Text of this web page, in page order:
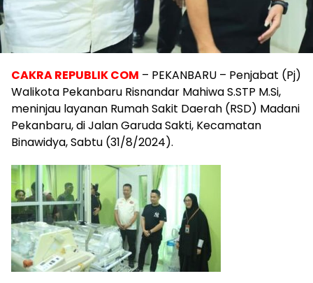
CAKRA REPUBLIK COM – PEKANBARU – Penjabat (Pj)
Walikota Pekanbaru Risnandar Mahiwa S.STP M.Si,
meninjau layanan Rumah Sakit Daerah (RSD) Madani
Pekanbaru, di Jalan Garuda Sakti, Kecamatan
Binawidya, Sabtu (31/8/2024).